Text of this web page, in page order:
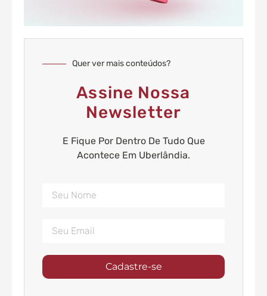
Quer ver mais conteúdos?
Assine Nossa
Newsletter
E Fique Por Dentro De Tudo Que
Acontece Em Uberlândia.
Cadastre-se